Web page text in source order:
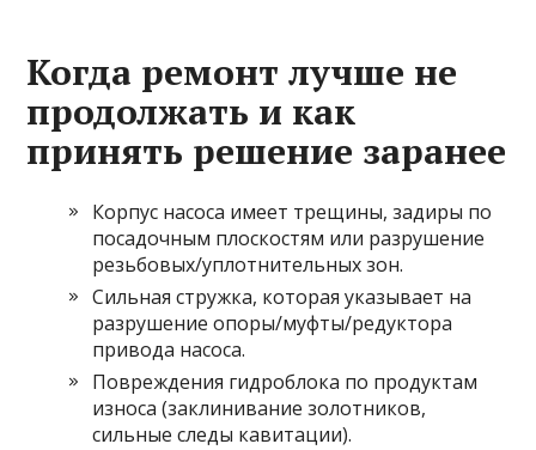
Когда ремонт лучше не
продолжать и как
принять решение заранее
Корпус насоса имеет трещины, задиры по
посадочным плоскостям или разрушение
резьбовых/уплотнительных зон.
Сильная стружка, которая указывает на
разрушение опоры/муфты/редуктора
привода насоса.
Повреждения гидроблока по продуктам
износа (заклинивание золотников,
сильные следы кавитации).